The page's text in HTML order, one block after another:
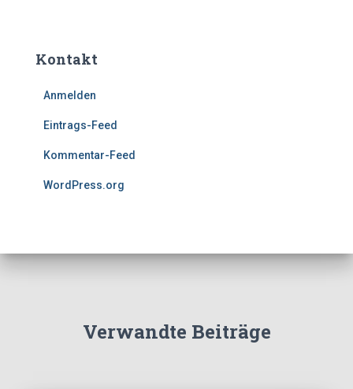
Kontakt
Anmelden
Eintrags-Feed
Kommentar-Feed
WordPress.org
Verwandte Beiträge